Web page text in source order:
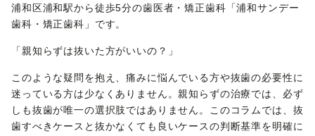
浦和区浦和駅から徒歩5分の歯医者・矯正歯科「浦和サンデー
歯科・矯正歯科」です。
「親知らずは抜いた方がいいの？」
このような疑問を抱え、痛みに悩んでいる方や抜歯の必要性に
迷っている方は少なくありません。親知らずの治療では、必ず
しも抜歯が唯一の選択肢ではありません。このコラムでは、抜
歯すべきケースと抜かなくても良いケースの判断基準を明確に